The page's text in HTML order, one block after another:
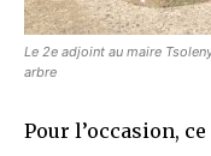
Le 2e adjoint au maire
arbre
Pour l’occasion,